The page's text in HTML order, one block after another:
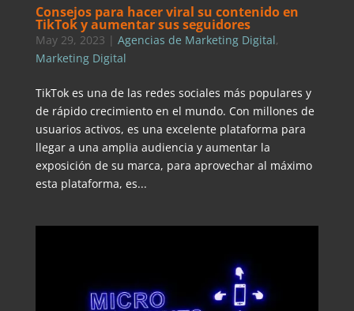
Consejos para hacer viral su contenido en
TikTok y aumentar sus seguidores
May 29, 2023 | Agencias de Marketing Digital,
Marketing Digital
TikTok es una de las redes sociales más populares y
de rápido crecimiento en el mundo. Con millones de
usuarios activos, es una excelente plataforma para
llegar a una amplia audiencia y aumentar la
exposición de su marca, para aprovechar al máximo
esta plataforma, es...